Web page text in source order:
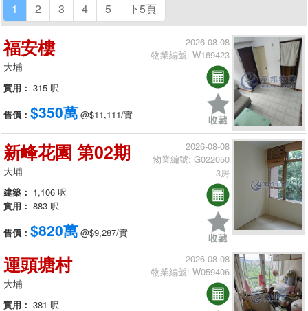
1 2 3 4 5 下5頁
福安樓
大埔
實用： 315 呎
售價： $350萬 @$11,111/實
2026-08-08
物業編號: W169423
新峰花園 第02期
大埔
建築： 1,106 呎
實用： 883 呎
售價： $820萬 @$9,287/實
2026-08-08
物業編號: G022050
3房
運頭塘村
大埔
實用： 381 呎
2026-08-08
物業編號: W059406